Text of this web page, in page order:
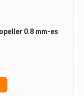
0.8 mm-es